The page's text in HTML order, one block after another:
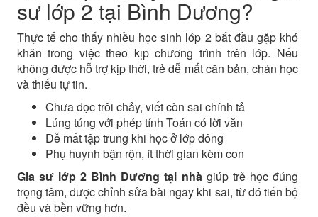
sư lớp 2 tại Bình Dương?
Thực tế cho thấy nhiều học sinh lớp 2 bắt đầu gặp khó
khăn trong việc theo kịp chương trình trên lớp. Nếu
không được hỗ trợ kịp thời, trẻ dễ mất căn bản, chán học
và thiếu tự tin.
Chưa đọc trôi chảy, viết còn sai chính tả
Lúng túng với phép tính Toán có lời văn
Dễ mất tập trung khi học ở lớp đông
Phụ huynh bận rộn, ít thời gian kèm con
Gia sư lớp 2 Bình Dương tại nhàgiúp trẻ học đúng
trọng tâm, được chỉnh sửa bài ngay khi sai, từ đó tiến bộ
đều và bền vững hơn.